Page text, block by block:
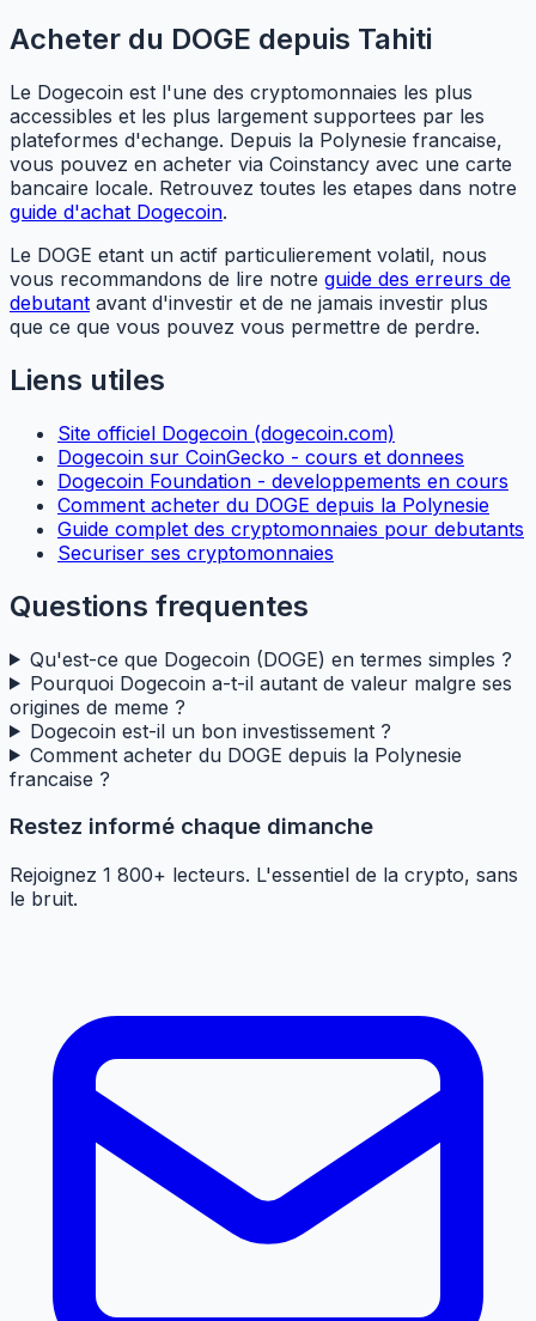
Acheter du DOGE depuis Tahiti
Le Dogecoin est l'une des cryptomonnaies les plus
accessibles et les plus largement supportees par les
plateformes d'echange. Depuis la Polynesie francaise,
vous pouvez en acheter via Coinstancy avec une carte
bancaire locale. Retrouvez toutes les etapes dans notre
guide d'achat Dogecoin.
Le DOGE etant un actif particulierement volatil, nous
vous recommandons de lire notre guide des erreurs de
debutant avant d'investir et de ne jamais investir plus
que ce que vous pouvez vous permettre de perdre.
Liens utiles
Site officiel Dogecoin (dogecoin.com)
Dogecoin sur CoinGecko - cours et donnees
Dogecoin Foundation - developpements en cours
Comment acheter du DOGE depuis la Polynesie
Guide complet des cryptomonnaies pour debutants
Securiser ses cryptomonnaies
Questions frequentes
Qu'est-ce que Dogecoin (DOGE) en termes simples ?
Pourquoi Dogecoin a-t-il autant de valeur malgre ses
origines de meme ?
Dogecoin est-il un bon investissement ?
Comment acheter du DOGE depuis la Polynesie
francaise ?
Restez informé chaque dimanche
Rejoignez 1 800+ lecteurs. L'essentiel de la crypto, sans
le bruit.